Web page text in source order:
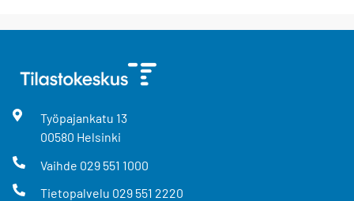
Työpajankatu 13
00580 Helsinki
Vaihde 029 551 1000
Tietopalvelu 029 551 2220